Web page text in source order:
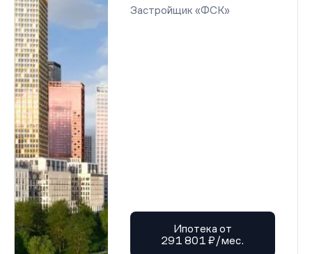
Застройщик «ФСК»
Ипотека от
291 801 ₽/мес.